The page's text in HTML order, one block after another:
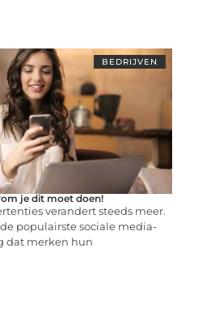
BEDRIJVEN
je dit moet doen!
verandert steeds meer.
populairste sociale media-
dat merken hun